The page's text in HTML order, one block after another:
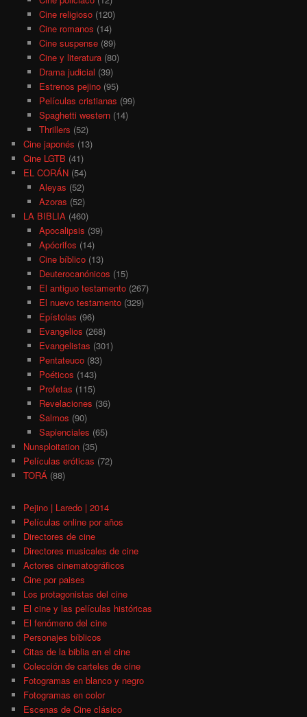
Cine religioso(120)
Cine romanos (14)
Cine suspense(89)
Cine y literatura(80)
Drama judicial (39)
Estrenos pejino(95)
Películas cristianas (99)
Spaghetti western(14)
Thrillers (52)
Cine japonés (13)
Cine LGTB (41)
EL CORÁN (54)
Aleyas (52)
Azoras (52)
LA BIBLIA (460)
Apocalipsis (39)
Apócrifos (14)
Cine bíblico(13)
Deuterocanónicos (15)
El antiguo testamento(267)
El nuevo testamento(329)
Epístolas (96)
Evangelios (268)
Evangelistas (301)
Pentateuco(83)
Poéticos (143)
Profetas (115)
Revelaciones (36)
Salmos (90)
Sapienciales (65)
Nunsploitation (35)
Películas eróticas (72)
TORÁ (88)
Pejino | Laredo | 2014
Películas online por años
Directores de cine
Directores musicales de cine
Actores cinematográficos
Cine por paises
Los protagonistas del cine
El cine y las películas históricas
El fenómeno del cine
Personajes bíblicos
Citas de la biblia en el cine
Colección de carteles de cine
Fotogramas en blanco y negro
Fotogramas en color
Escenas de Cine clásico